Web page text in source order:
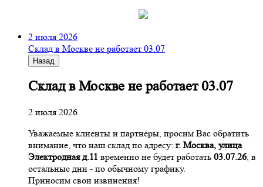
2 июля 2026
Склад в Москве не работает 03.07
Назад
Склад в Москве не работает 03.07
2 июля 2026
Уважаемые клиенты и партнеры, просим Вас обратить
внимание, что наш склад по адресу: г. Москва, улица
Электродная д.11 временно не будет работать 03.07.26, в
остальные дни - по обычному графику.
Приносим свои извинения!